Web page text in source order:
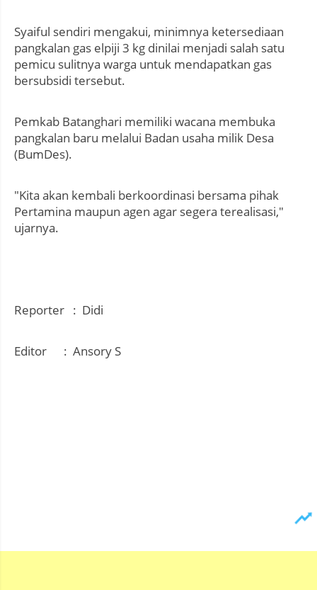
Syaiful sendiri mengakui, minimnya ketersediaan
pangkalan gas elpiji 3 kg dinilai menjadi salah satu
pemicu sulitnya warga untuk mendapatkan gas
bersubsidi tersebut.
Pemkab Batanghari memiliki wacana membuka
pangkalan baru melalui Badan usaha milik Desa
(BumDes).
"Kita akan kembali berkoordinasi bersama pihak
Pertamina maupun agen agar segera terealisasi,"
ujarnya.
Reporter : Didi
Editor : Ansory S